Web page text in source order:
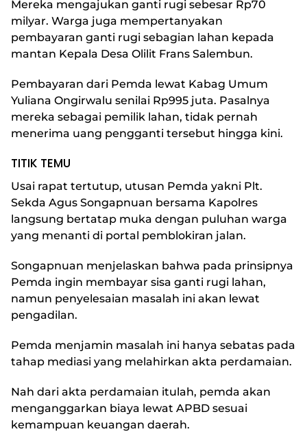
Mereka mengajukan ganti rugi sebesar Rp70
milyar. Warga juga mempertanyakan
pembayaran ganti rugi sebagian lahan kepada
mantan Kepala Desa Olilit Frans Salembun.
Pembayaran dari Pemda lewat Kabag Umum
Yuliana Ongirwalu senilai Rp995 juta. Pasalnya
mereka sebagai pemilik lahan, tidak pernah
menerima uang pengganti tersebut hingga kini.
TITIK TEMU
Usai rapat tertutup, utusan Pemda yakni Plt.
Sekda Agus Songapnuan bersama Kapolres
langsung bertatap muka dengan puluhan warga
yang menanti di portal pemblokiran jalan.
Songapnuan menjelaskan bahwa pada prinsipnya
Pemda ingin membayar sisa ganti rugi lahan,
namun penyelesaian masalah ini akan lewat
pengadilan.
Pemda menjamin masalah ini hanya sebatas pada
tahap mediasi yang melahirkan akta perdamaian.
Nah dari akta perdamaian itulah, pemda akan
menganggarkan biaya lewat APBD sesuai
kemampuan keuangan daerah.